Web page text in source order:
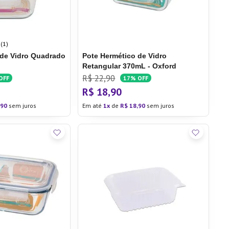
(1)
Vidro Quadrado
90sem juros
Pote Hermético de Vidro
Retangular 370mL - Oxford
R$ 22,90 17% OFF
R$ 18,90
Em até1 de R$ 18,90 sem juros